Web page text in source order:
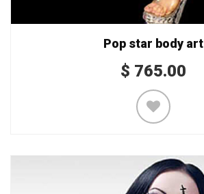
Pop star body art
$ 765.00